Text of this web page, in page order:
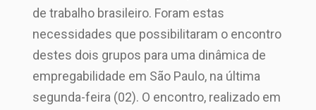
de trabalho brasileiro. Foram estas
necessidades que possibilitaram o encontro
destes dois grupos para uma dinâmica de
empregabilidade em São Paulo, na última
segunda-feira (02). O encontro, realizado em